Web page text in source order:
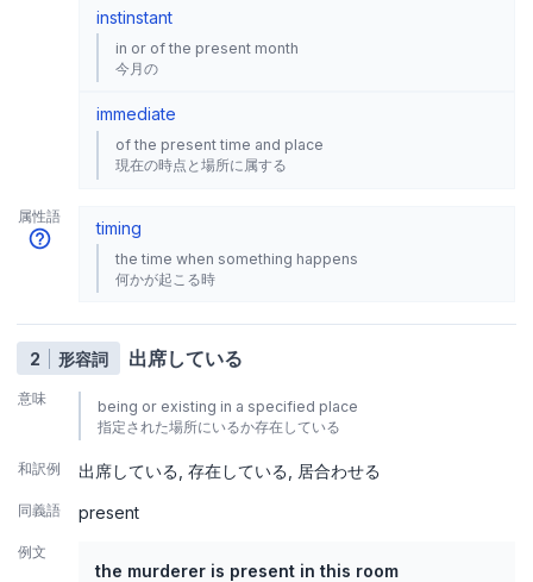
instinstant
in or of the present month
今月の
immediate
of the present time and place
現在の時点と場所に属する
属性語
timing
the time when something happens
何かが起こる時
2 形容詞 出席している
意味
being or existing in a specified place
指定された場所にいるか存在している
和訳例 出席している 存在している 居合わせる
同義語 present
例文
the murderer is present in this room